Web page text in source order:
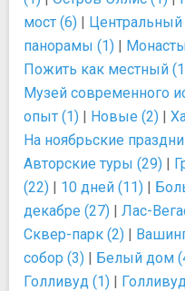
мост (6) | Центральный
панорамы (1) |
Пожить как местный
Музей современного
опыт (1) | Новые (2) |
На ноябрьские
Авторские туры (29) |
(22) | 10 дней (11) |
декабре (27) | Лас-
Сквер-парк (2) |
собор (3) | Белый дом
Голливуд (1) |